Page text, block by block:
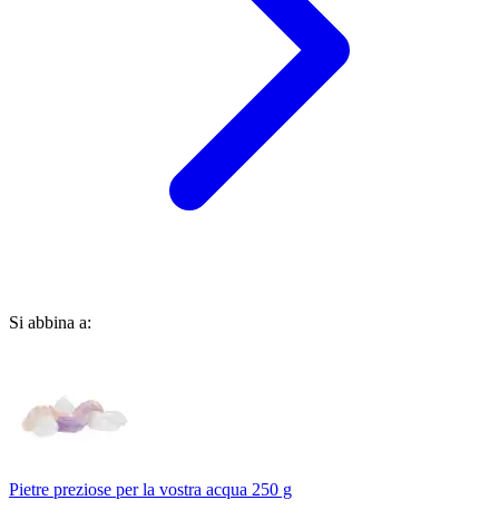
Si abbina a:
Pietre preziose per la vostra acqua 250 g